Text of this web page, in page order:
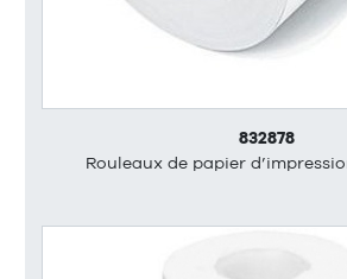
832878
Rouleaux de papier